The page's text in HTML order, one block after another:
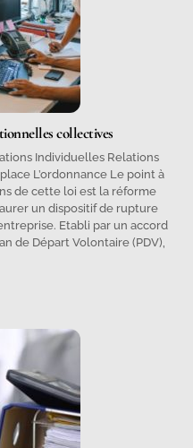
collectives
Individuelles Relations
L’ordonnance Le point à
de cette loi est la réforme
un dispositif de rupture
Etabli par un accord
de Départ Volontaire (PDV),